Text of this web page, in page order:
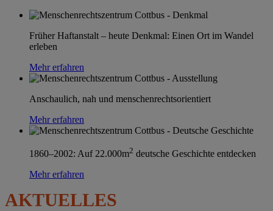
Früher Haftanstalt – heute Denkmal: Einen Ort im Wandel
erleben
Mehr erfahren
Anschaulich, nah und menschenrechtsorientiert
Mehr erfahren
1860–2002: Auf 22.000m2 deutsche Geschichte entdecken
Mehr erfahren
AKTUELLES